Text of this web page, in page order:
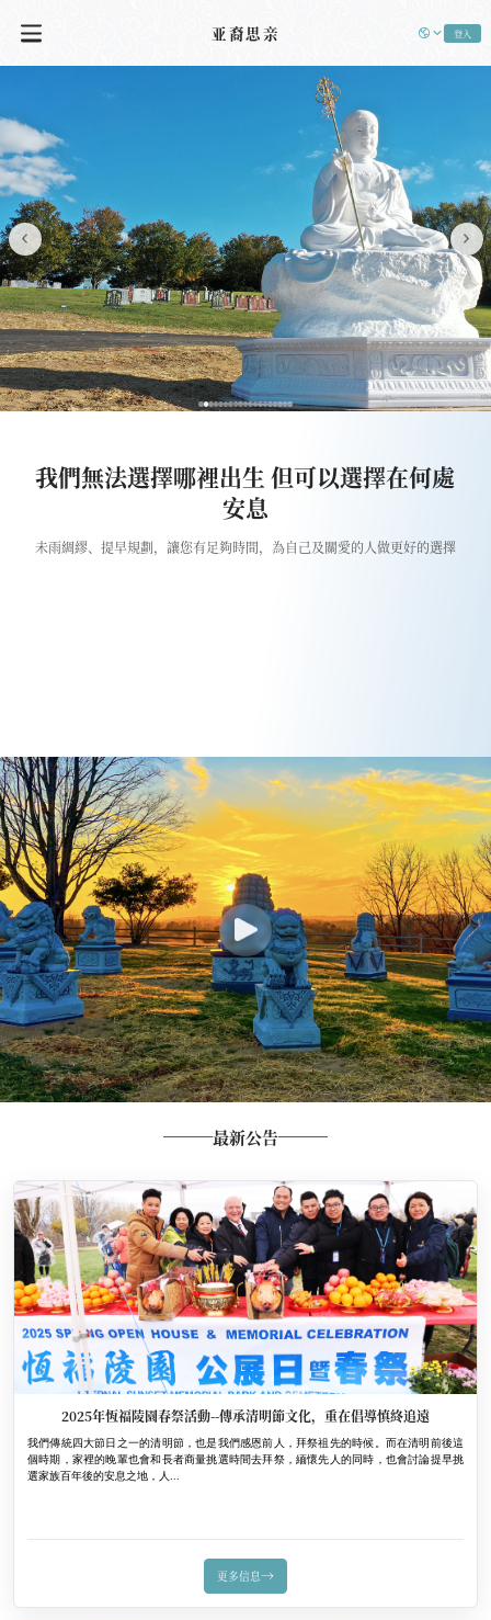
亚裔思亲 登入
我們無法選擇哪裡出生 但可以選擇在何處
安息
未雨綢繆、提早規劃，讓您有足夠時間，為自己及關愛的人做更好的選擇
最新公告
2025年恆福陵園春祭活動--傳承清明節文化，重在倡導慎終追遠
我們傳統四大節日之一的清明節，也是我們感恩前人，拜祭祖先的時候。而在清明前後這
個時期，家裡的晚輩也會和長者商量挑選時間去拜祭，緬懷先人的同時，也會討論提早挑
選家族百年後的安息之地，人...
更多信息→